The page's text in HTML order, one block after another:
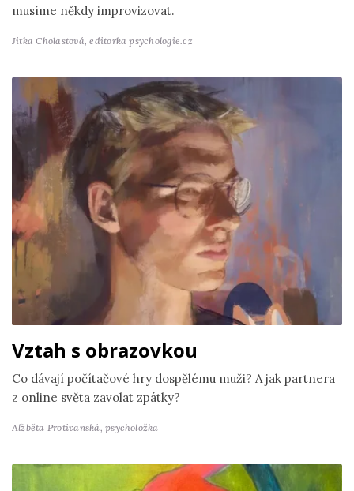
musíme někdy improvizovat.
Jitka Cholastová,editorka psychologie.cz
Vztah s obrazovkou
Co dávají počítačové hry dospělému muži? A jak partnera
z online světa zavolat zpátky?
Alžběta Protivanská,psycholožka